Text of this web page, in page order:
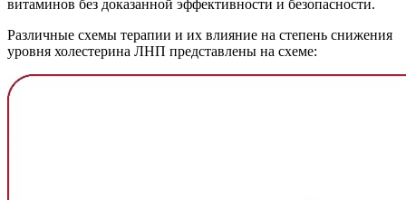
витаминов без доказанной эффективности и безопасности.
Различные схемы терапии и их влияние на степень снижения
уровня холестерина ЛНП представлены на схеме: